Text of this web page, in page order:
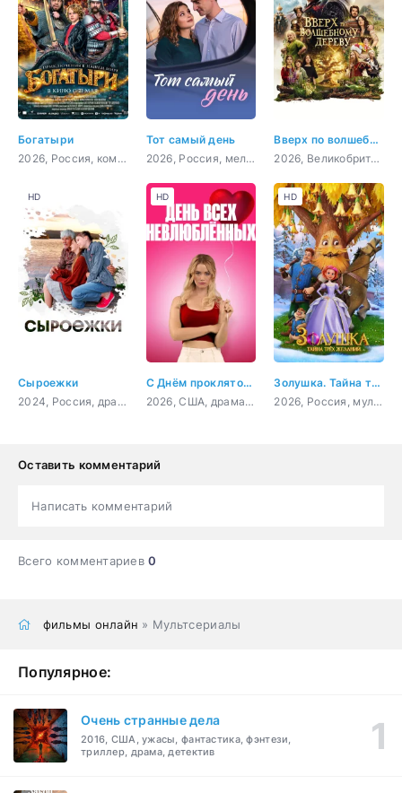
Богатыри
2026, Россия, комедия, семейный, фэнтези
Тот самый день
2026, Россия, мелодрама
Вверх по волшебному дереву
2026, Великобритания, США, Франция, приключения, семейный, фэнтези
Сыроежки
2024, Россия, драма
HD
С Днём проклятого Валентина!
2026, США, драма, мелодрама, комедия
HD
Золушка. Тайна трёх желаний
2026, Россия, мультфильм, фэнтези, семейный
HD
Оставить комментарий
Написать комментарий
Всего комментариев0
фильмы онлайн » Мультсериалы
Популярное:
Очень странные дела
2016, США, ужасы, фантастика, фэнтези,
триллер, драма, детектив